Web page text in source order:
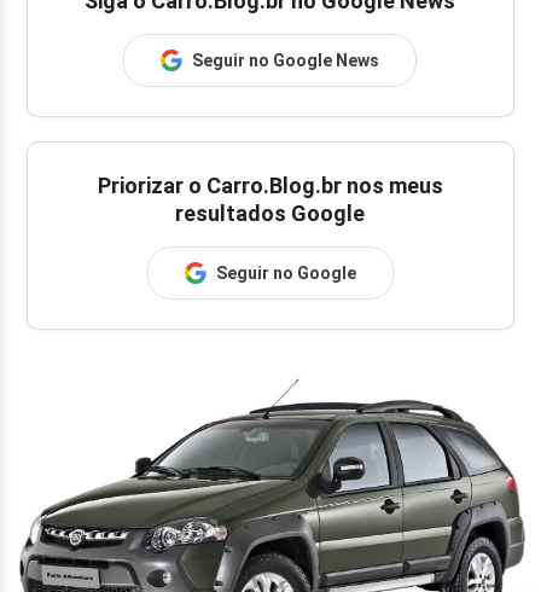
Seguir no Google News
Priorizar o Carro.Blog.br nos meus
resultados Google
Seguir no Google